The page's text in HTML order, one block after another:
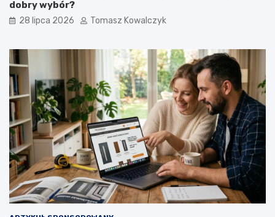
dobry wybór?
28 lipca 2026 Tomasz Kowalczyk